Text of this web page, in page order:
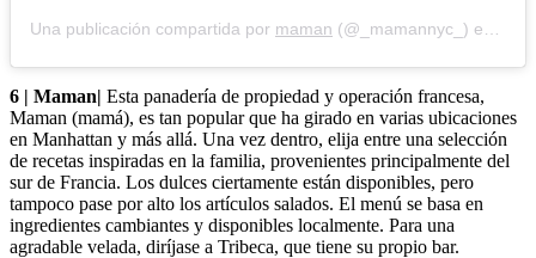
Una publicación compartida por maman (@_mamannyc_) en
6 | Maman| Esta panadería de propiedad y operación francesa,
Maman (mamá), es tan popular que ha girado en varias ubicaciones
en Manhattan y más allá. Una vez dentro, elija entre una selección
de recetas inspiradas en la familia, provenientes principalmente del
sur de Francia. Los dulces ciertamente están disponibles, pero
tampoco pase por alto los artículos salados. El menú se basa en
ingredientes cambiantes y disponibles localmente. Para una
agradable velada, diríjase a Tribeca, que tiene su propio bar.